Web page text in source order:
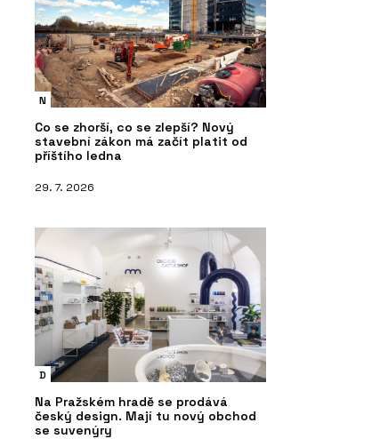
N
Co se zhorší, co se zlepší? Nový
stavební zákon má začít platit od
příštího ledna
29. 7. 2026
D
Na Pražském hradě se prodává
český design. Mají tu nový obchod
se suvenýry